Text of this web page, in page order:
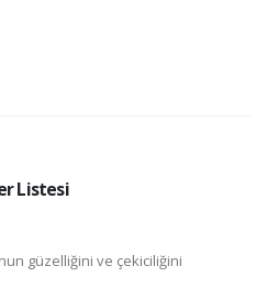
Listesi
güzelliğini ve çekiciliğini